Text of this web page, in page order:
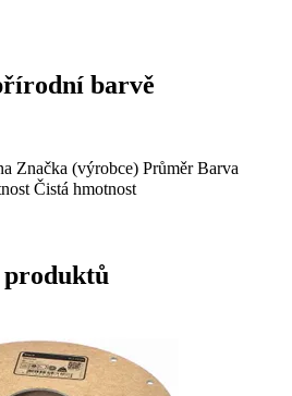
barvě
Značka (výrobce) Průměr Barva
Čistá hmotnost